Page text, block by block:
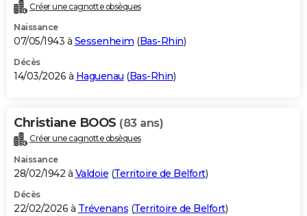
Créer une cagnotte obsèques
Naissance
07/05/1943 à Sessenheim (Bas-Rhin)
Décès
14/03/2026 à Haguenau (Bas-Rhin)
Christiane BOOS (83 ans)
Créer une cagnotte obsèques
Naissance
28/02/1942 à Valdoie (Territoire de Belfort)
Décès
22/02/2026 à Trévenans (Territoire de Belfort)